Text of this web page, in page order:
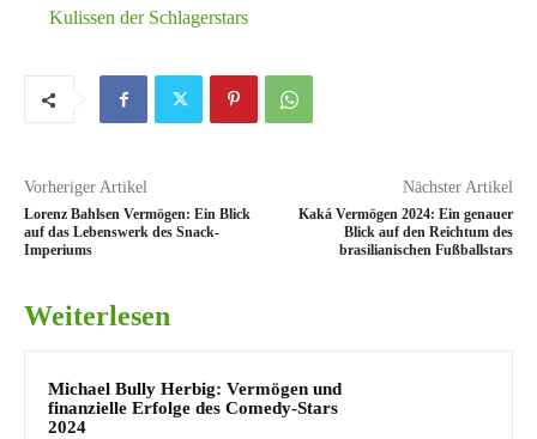
Kulissen der Schlagerstars
Vorheriger Artikel
Lorenz Bahlsen Vermögen: Ein Blick
auf das Lebenswerk des Snack-
Imperiums
Nächster Artikel
Kaká Vermögen 2024: Ein genauer
Blick auf den Reichtum des
brasilianischen Fußballstars
Weiterlesen
Michael Bully Herbig: Vermögen und
finanzielle Erfolge des Comedy-Stars
2024